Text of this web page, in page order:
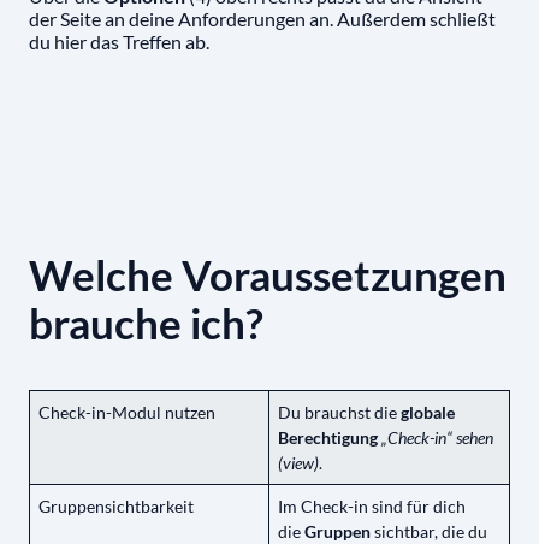
der Seite an deine Anforderungen an. Außerdem schließt
du hier das Treffen ab.
Welche Voraussetzungen
brauche ich?
Check-in-Modul nutzen Du brauchst dieglobale
Berechtigung„Check-in“ sehen
(view).
Gruppensichtbarkeit
Im Check-in sind für dich
dieGruppensichtbar, die du